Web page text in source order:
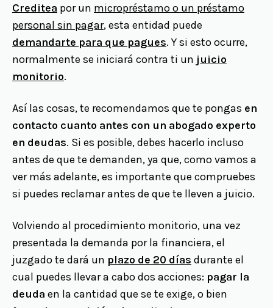
Creditea por un micropréstamo o un préstamo
personal sin pagar, esta entidad puede
demandarte para que pagues. Y si esto ocurre,
normalmente se iniciará contra ti un juicio
monitorio.
Así las cosas, te recomendamos que te pongas en
contacto cuanto antes con un abogado experto
en deudas. Si es posible, debes hacerlo incluso
antes de que te demanden, ya que, como vamos a
ver más adelante, es importante que compruebes
si puedes reclamar antes de que te lleven a juicio.
Volviendo al procedimiento monitorio, una vez
presentada la demanda por la financiera, el
juzgado te dará un plazo de 20 días durante el
cual puedes llevar a cabo dos acciones: pagar la
deuda en la cantidad que se te exige, o bien